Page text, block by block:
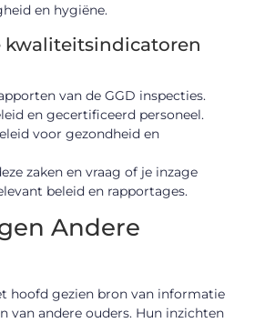
en hygiëne.
kwaliteitsindicatoren
van de GGD inspecties.
en gecertificeerd personeel.
voor gezondheid en
zaken en vraag of je inzage
beleid en rapportages.
Andere
hoofd gezien bron van informatie
van andere ouders. Hun inzichten